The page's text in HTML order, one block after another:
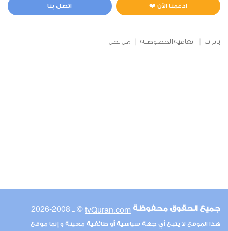
ادعمنا الآن ❤️ اتصل بنا
بانرات اتفاقية الخصوصية من نحن
جميع الحقوق محفوظة tvQuran.com© ـ 2008-2026
هذا الموقع لا يتبع أي جهة سياسية أو طائفية معينة و إنما موقع